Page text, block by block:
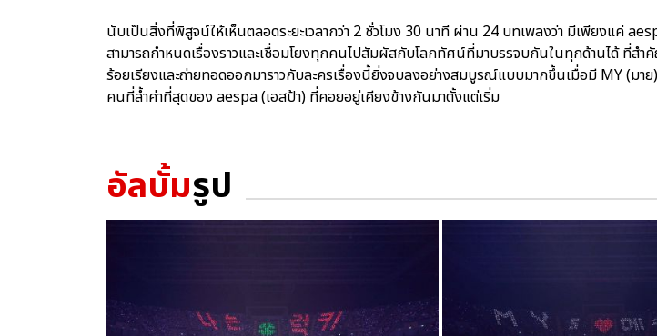
นับเป็นสิ่งที่พิสูจน์ให้เห็นตลอดระยะเวลากว่า 2 ชั่วโมง 30 นาที ผ่าน 24 บทเพลงว่า มีเพียงแค่
สามารถกำหนดเรื่องราวและเชื่อมโยงทุกคนไปสัมผัสกับโลกทัศน์ที่มาบรรจบกันในทุกด้านได้ ที่ส
ร้อยเรียงและถ่ายทอดออกมาราวกับละครเรื่องนี้ยิ่งจบลงอย่างสมบูรณ์แบบมากขึ้นเมื่อมี MY (มา
คนที่ล้ำค่าที่สุดของ aespa (เอสป้า) ที่คอยอยู่เคียงข้างกันมาตั้งแต่เริ่ม
อัลบั้มรูป